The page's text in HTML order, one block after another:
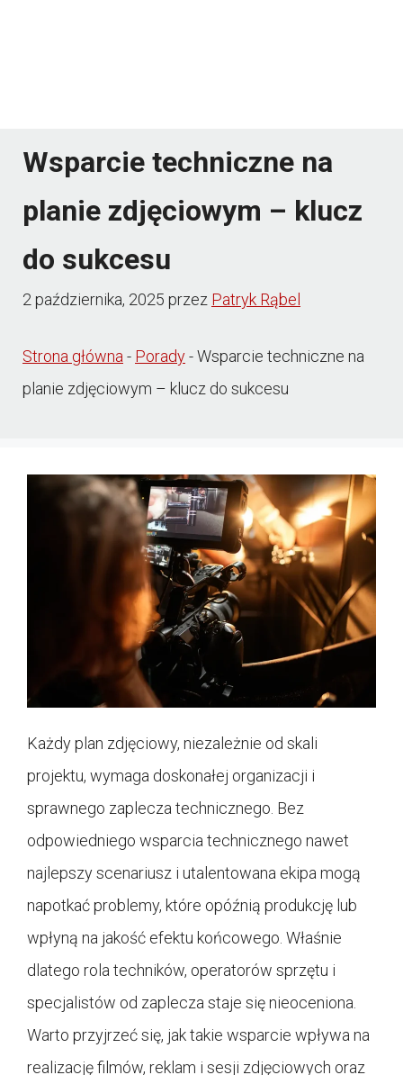
Wsparcie techniczne na
planie zdjęciowym – klucz
do sukcesu
2 października, 2025 przez Patryk Rąbel
Strona główna- Porady-Wsparcie techniczne na
planie zdjęciowym – klucz do sukcesu
Każdy plan zdjęciowy, niezależnie od skali
projektu, wymaga doskonałej organizacji i
sprawnego zaplecza technicznego. Bez
odpowiedniego wsparcia technicznego nawet
najlepszy scenariusz i utalentowana ekipa mogą
napotkać problemy, które opóźnią produkcję lub
wpłyną na jakość efektu końcowego. Właśnie
dlatego rola techników, operatorów sprzętu i
specjalistów od zaplecza staje się nieoceniona.
Warto przyjrzeć się, jak takie wsparcie wpływa na
realizację filmów, reklam i sesji zdjęciowych oraz